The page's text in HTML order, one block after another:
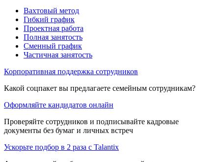
Вахтовый метод
Гибкий график
Проектная работа
Полная занятость
Сменный график
Частичная занятость
Корпоративная поддержка сотрудников
Какой соцпакет вы предлагаете семейным сотрудникам?
Оформляйте кандидатов онлайн
Проверяйте сотрудников и подписывайте кадровые
документы без бумаг и личных встреч
Ускорьте подбор в 2 раза с Talantix